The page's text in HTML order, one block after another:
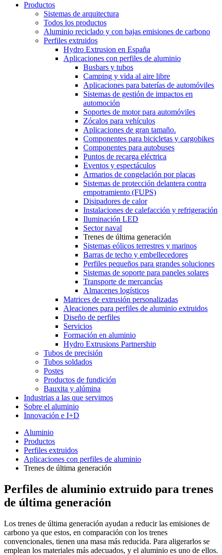
Productos
Sistemas de arquitectura
Todos los productos
Aluminio reciclado y con bajas emisiones de carbono
Perfiles extruidos
Hydro Extrusion en España
Aplicaciones con perfiles de aluminio
Busbars y tubos
Camping y vida al aire libre
Aplicaciones para baterías de automóviles
Sistemas de gestión de impactos en
automoción
Soportes de motor para automóviles
Zócalos para vehículos
Aplicaciones de gran tamaño.
Componentes para bicicletas y cargobikes
Componentes para autobuses
Puntos de recarga eléctrica
Eventos y espectáculos
Armarios de congelación por placas
Sistemas de protección delantera contra
empotramiento (FUPS)
Disipadores de calor
Instalaciones de calefacción y refrigeración
Iluminación LED
Sector naval
Trenes de última generación
Sistemas eólicos terrestres y marinos
Barras de techo y embellecedores
Perfiles pequeños para grandes soluciones
Sistemas de soporte para paneles solares
Transporte de mercancías
Almacenes logísticos
Matrices de extrusión personalizadas
Aleaciones para perfiles de aluminio extruidos
Diseño de perfiles
Servicios
Formación en aluminio
Hydro Extrusions Partnership
Tubos de precisión
Tubos soldados
Postes
Productos de fundición
Bauxita y alúmina
Industrias a las que servimos
Sobre el aluminio
Innovación e I+D
Aluminio
Productos
Perfiles extruidos
Aplicaciones con perfiles de aluminio
Trenes de última generación
Perfiles de aluminio extruido para trenes
de última generación
Los trenes de última generación ayudan a reducir las emisiones de
carbono ya que estos, en comparación con los trenes
convencionales, tienen una masa más reducida. Para aligerarlos se
emplean los materiales más adecuados, y el aluminio es uno de ellos.